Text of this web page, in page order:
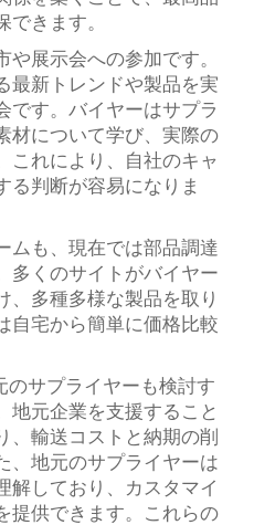
きます。
展示会への参加です。
最新トレンドや製品を実
です。バイヤーはサプラ
材について学び、実際の
これにより、自社のキャ
る判断が容易になりま
ムも、現在では部品調達
多くのサイトがバイヤー
、多種多様な製品を取り
自宅から簡単に価格比較
のサプライヤーも検討す
地元企業を支援すること
、輸送コストと納期の削
、地元のサプライヤーは
解しており、カスタマイ
提供できます。これらの